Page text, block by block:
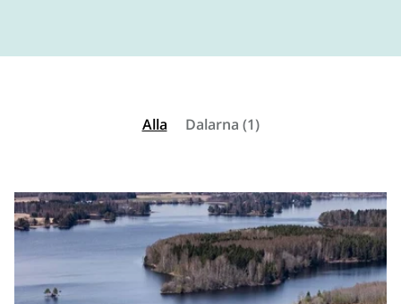
Alla Dalarna (1)